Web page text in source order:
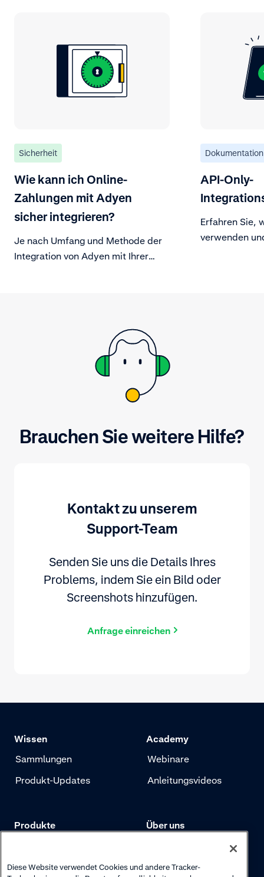
Sicherheit
Wie kann ich Online-
Zahlungen mit Adyen
sicher integrieren?
Je nach Umfang und Methode der
Integration von Adyen mit Ihrer
Verfügbarkeit Ihrer Unternehmens-
und Kundendaten zu schützen.
Dokumentation
API-Only-
Erfahren Sie,
verwenden
Brauchen Sie weitere Hilfe?
Kontakt zu unserem
Support-Team
Senden Sie uns die Details Ihres
Problems, indem Sie ein Bild oder
Screenshots hinzufügen.
Anfrage einreichen
Wissen
Sammlungen
Produkt-Updates
Academy
Webinare
Anleitungsvideos
Produkte
Zahlungen
Über uns
Unsere Geschichte
Diese Website verwendet Cookies und andere Tracker-